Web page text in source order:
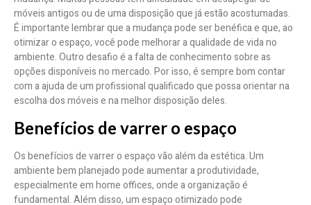
móveis antigos ou de uma disposição que já estão acostumadas.
É importante lembrar que a mudança pode ser benéfica e que, ao
otimizar o espaço, você pode melhorar a qualidade de vida no
ambiente. Outro desafio é a falta de conhecimento sobre as
opções disponíveis no mercado. Por isso, é sempre bom contar
com a ajuda de um profissional qualificado que possa orientar na
escolha dos móveis e na melhor disposição deles.
Benefícios de varrer o espaço
Os benefícios de varrer o espaço vão além da estética. Um
ambiente bem planejado pode aumentar a produtividade,
especialmente em home offices, onde a organização é
fundamental. Além disso, um espaço otimizado pode